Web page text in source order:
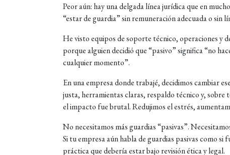
Peor aún: hay una delgada línea jurídica que en
“estar de guardia” sin remuneración adecuada o sin
He visto equipos de soporte técnico, operaciones y
porque alguien decidió que “pasivo” significa “no
cualquier momento”.
En una empresa donde trabajé, decidimos cambiar
justa, herramientas claras, respaldo técnico y,
el impacto fue brutal. Redujimos el estrés,
No necesitamos más guardias “pasivas”.
Si tu empresa aún habla de guardias pasivas como
práctica que debería estar bajo revisión ética y legal.